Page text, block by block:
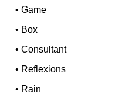
•Game
• Box
•Consultant
• Reflexions
• Rain